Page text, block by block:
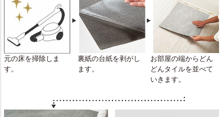
元の床を掃除しま
す。
裏紙の台紙を剥がし
ます。
お部屋の端からどん
どんタイルを並べて
いきます。